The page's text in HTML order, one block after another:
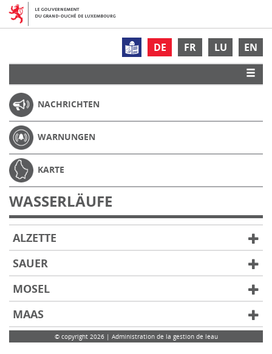
DE FR LU EN
NACHRICHTEN
WARNUNGEN
KARTE
WASSERLÄUFE
ALZETTE
SAUER
MOSEL
MAAS
© copyright 2026 | Administration de la gestion de leau